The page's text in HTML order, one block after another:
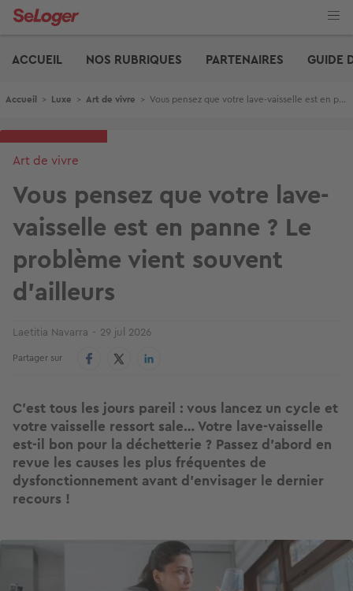
Aller
ACCUEIL
NOS RUBRIQUES PARTENAIRES GUIDE
Fil d'Ariane
Accueil > Luxe > Art de vivre > Vous pensez que votre lave-vaisselle est en panne ? Le problème vient souvent d'ailleurs
Art de vivre
Vous pensez que votre lave-
vaisselle est en panne ? Le
problème vient souvent
d'ailleurs
Laetitia Navarra 29 jul 2026
Partager sur
C'est tous les jours pareil : vous lancez un cycle et
votre vaisselle ressort sale… Votre lave-vaisselle
est-il bon pour la déchetterie ? Passez d’abord en
revue les causes les plus fréquentes de
dysfonctionnement avant d’envisager le dernier
recours !
Image